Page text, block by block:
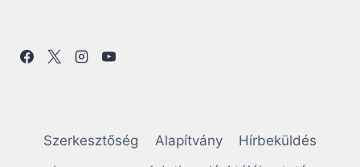
Szerkesztőség Alapítvány
Hírbeküldés